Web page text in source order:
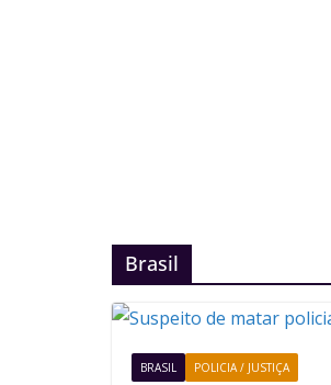
Brasil
BRASIL POLICIA / JUSTIÇA